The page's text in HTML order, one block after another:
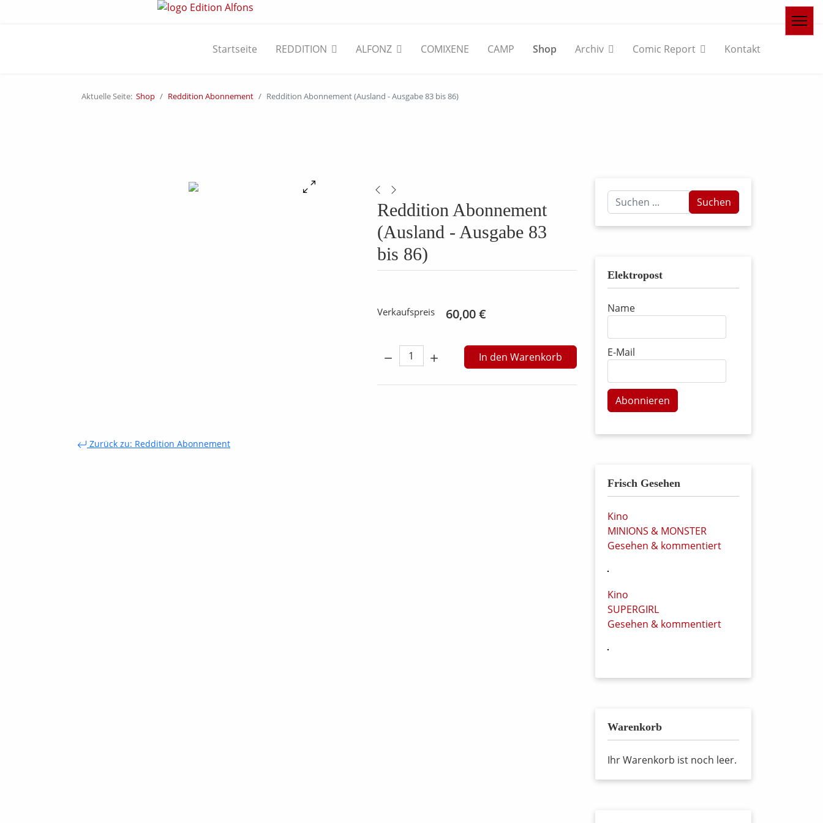
Startseite REDDITION ALFONZ COMIXENE CAMP Shop Archiv Comic Report Kontakt
Aktuelle Seite: Shop Reddition Abonnement Reddition Abonnement (Ausland - Ausgabe 83 bis 86)
Reddition Abonnement
(Ausland - Ausgabe 83
bis 86)
Verkaufspreis 60,00 €
Menge: In den Warenkorb
Zurück zu: Reddition Abonnement
Suchen
...
Suchen
Elektropost
Name
E-Mail
Abonnieren
Frisch Gesehen
Kino
MINIONS & MONSTER
Gesehen & kommentiert
Kino
SUPERGIRL
Gesehen & kommentiert
Warenkorb
Ihr Warenkorb ist noch leer.